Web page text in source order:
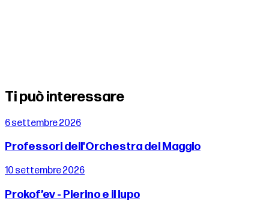
Ti può interessare
6 settembre 2026
Professori dell'Orchestra del Maggio
10 settembre 2026
Prokof’ev - Pierino e il lupo